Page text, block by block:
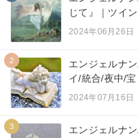
じて』｜ツイ
2024年06月26日
2
エンジェルナ
イ/統合/夜中/宝
2024年07月16日
3
エンジェルナ